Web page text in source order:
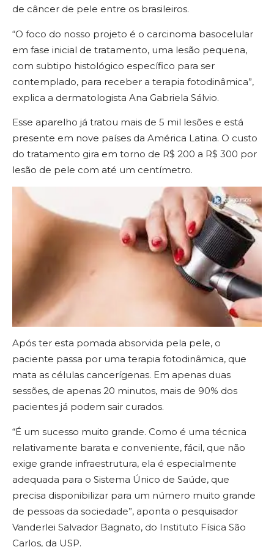
de câncer de pele entre os brasileiros.
“O foco do nosso projeto é o carcinoma basocelular
em fase inicial de tratamento, uma lesão pequena,
com subtipo histológico específico para ser
contemplado, para receber a terapia fotodinâmica”,
explica a dermatologista Ana Gabriela Sálvio.
Esse aparelho já tratou mais de 5 mil lesões e está
presente em nove países da América Latina. O custo
do tratamento gira em torno de R$ 200 a R$ 300 por
lesão de pele com até um centímetro.
Após ter esta pomada absorvida pela pele, o
paciente passa por uma terapia fotodinâmica, que
mata as células cancerígenas. Em apenas duas
sessões, de apenas 20 minutos, mais de 90% dos
pacientes já podem sair curados.
“É um sucesso muito grande. Como é uma técnica
relativamente barata e conveniente, fácil, que não
exige grande infraestrutura, ela é especialmente
adequada para o Sistema Único de Saúde, que
precisa disponibilizar para um número muito grande
de pessoas da sociedade”, aponta o pesquisador
Vanderlei Salvador Bagnato, do Instituto Física São
Carlos, da USP.